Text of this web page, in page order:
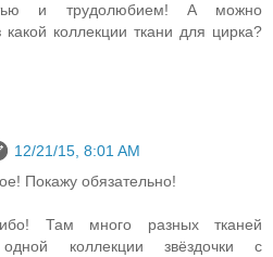
и трудолюбием! А можно
какой коллекции ткани для цирка?
12/21/15, 8:01 AM
Покажу обязательно!
Там много разных тканей
коллекции звёздочки с